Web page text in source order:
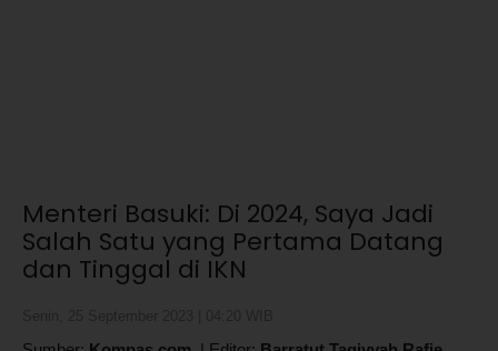
Menteri Basuki: Di 2024, Saya Jadi
Salah Satu yang Pertama Datang
dan Tinggal di IKN